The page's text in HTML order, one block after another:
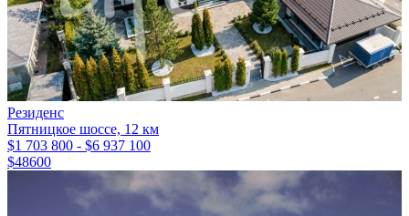
Резиденс
Пятницкое шоссе, 12 км
$1 703 800 - $6 937 100
$48600